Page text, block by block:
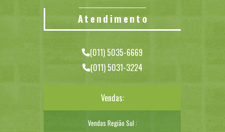
Atendimento
(011) 5035-6669
(011) 5031-3224
Vendas:
Vendas Região Sul :